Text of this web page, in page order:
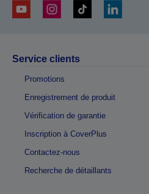
Service clients
Promotions
Enregistrement de produit
Vérification de garantie
Inscription à CoverPlus
Contactez-nous
Recherche de détaillants